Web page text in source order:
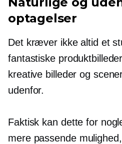
optagelser
Det kræver ikke altid et
fantastiske
kreative billeder og
udenfor.
Faktisk kan dette for
mere passende